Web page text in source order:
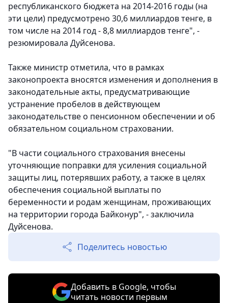
республиканского бюджета на 2014-2016 годы (на
эти цели) предусмотрено 30,6 миллиардов тенге, в
том числе на 2014 год - 8,8 миллиардов тенге", -
резюмировала Дуйсенова.
Также министр отметила, что в рамках
законопроекта вносятся изменения и дополнения в
законодательные акты, предусматривающие
устранение пробелов в действующем
законодательстве о пенсионном обеспечении и об
обязательном социальном страховании.
"В части социального страхования внесены
уточняющие поправки для усиления социальной
защиты лиц, потерявших работу, а также в целях
обеспечения социальной выплаты по
беременности и родам женщинам, проживающих
на территории города Байконур", - заключила
Дуйсенова.
Поделитесь новостью
Добавить в Google, чтобы
читать новости первым